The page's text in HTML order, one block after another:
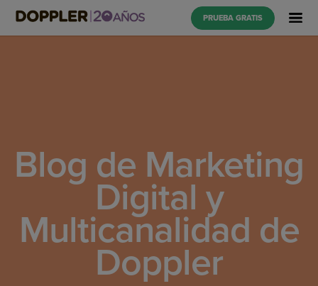
PRUEBA GRATIS
Blog de Marketing
Digital y
Multicanalidad de
Doppler